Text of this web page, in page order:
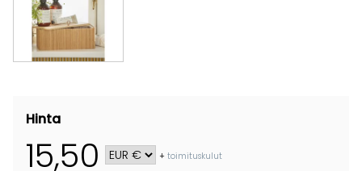
Hinta
15,50 +toimituskulut